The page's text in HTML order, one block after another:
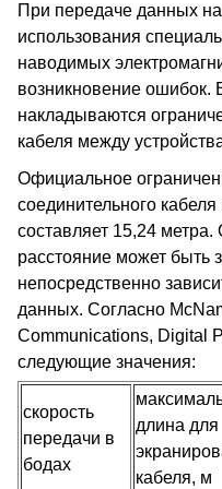
При передаче данных
использования
наводимых
возникновение ошибок.
накладываются
кабеля между
Официальное
соединительного
составляет 15,24 метра.
расстояние может быть
непосредственно
данных. Согласно
Communications, Digital
следующие значения:
скорость
передачи в
бодах
длина для
кабеля, м